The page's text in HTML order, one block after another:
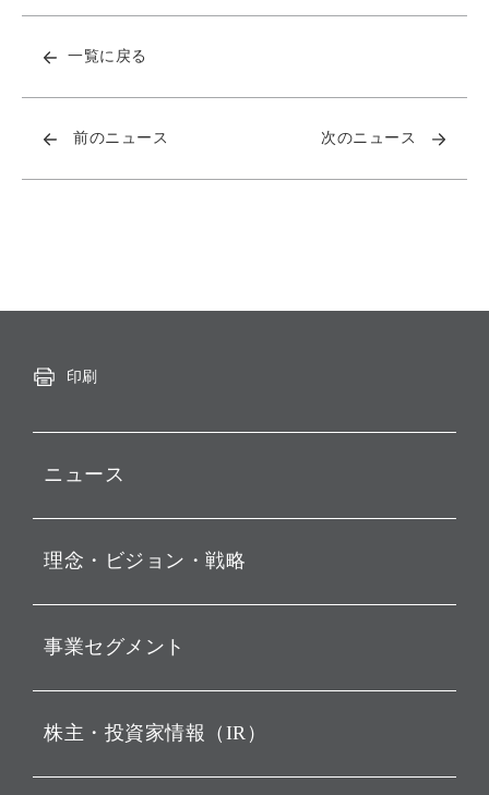
一覧に戻る
前のニュース 次のニュース
印刷
ニュース
お知らせ
動画配信
理念・ビジョン・戦略
経営理念
ビジョン
戦略
バリュー
事業セグメント
ソフトバンク・ビジョン・
株主・投資家情報（IR）